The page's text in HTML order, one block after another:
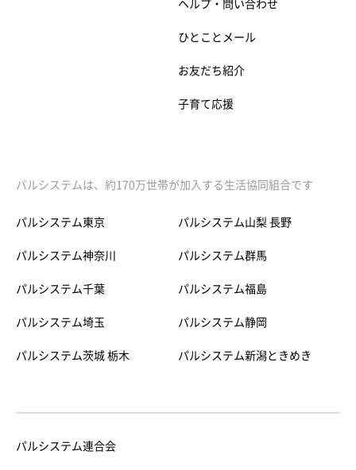
ヘルプ・問い合わせ
ひとことメール
お友だち紹介
子育て応援
パルシステムは、約170万世帯が加入する生活協同組合です
パルシステム東京
パルシステム神奈川
パルシステム千葉
パルシステム埼玉
パルシステム茨城 栃木
パルシステム山梨 長野
パルシステム群馬
パルシステム福島
パルシステム静岡
パルシステム新潟ときめき
パルシステム連合会